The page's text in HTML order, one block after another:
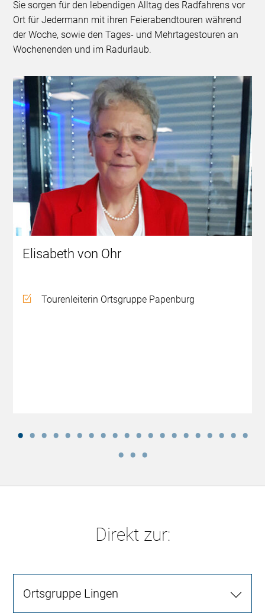
Sie sorgen für den lebendigen Alltag des Radfahrens vor
Ort für Jedermann mit ihren Feierabendtouren während
der Woche, sowie den Tages- und Mehrtagestouren an
Wochenenden und im Radurlaub.
Elisabeth von Ohr
Tourenleiterin Ortsgruppe Papenburg
Direkt zur:
Ortsgruppe Lingen